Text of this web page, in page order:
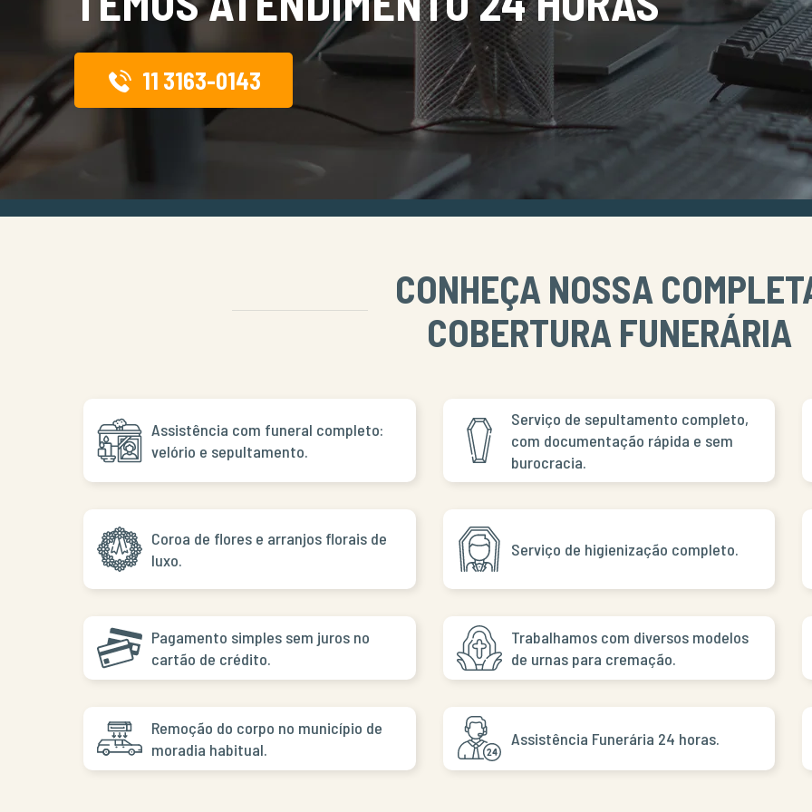
11 3163-0143
CONHEÇA NOSSA
COBERTURA FUNERÁRIA
Assistência com funeral completo:
velório e sepultamento.
Serviço de sepultamento completo,
com documentação rápida e sem
burocracia.
Coroa de flores e arranjos florais de
luxo.
Serviço de higienização completo.
Pagamento simples sem juros no
cartão de crédito.
Trabalhamos com diversos modelos
de urnas para cremação.
Remoção do corpo no município de
moradia habitual.
Assistência Funerária 24 horas.